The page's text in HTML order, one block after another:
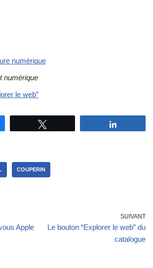
numérique
numérique
le web”
COUPERIN
Apple
SUIVANT
Le bouton “Explorer le web” du
catalogue